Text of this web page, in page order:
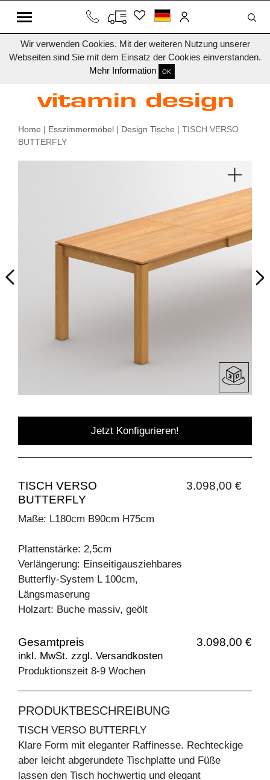
Wir verwenden Cookies. Mit der weiteren Nutzung unserer
Webseiten sind Sie mit dem Einsatz der Cookies einverstanden.
Mehr Information
OK
Home | Esszimmermöbel | Design Tische | TISCH VERSO
BUTTERFLY
Jetzt Konfigurieren!
TISCH VERSO
BUTTERFLY
3.098,00 €
Maße: L180cm B90cm H75cm
Plattenstärke: 2,5cm
Verlängerung: Einseitigausziehbares
Butterfly-System L 100cm,
Längsmaserung
Holzart: Buche massiv, geölt
Gesamtpreis 3.098,00 €
inkl. MwSt. zzgl. Versandkosten
Produktionszeit 8-9 Wochen
PRODUKTBESCHREIBUNG
TISCH VERSO BUTTERFLY
Klare Form mit eleganter Raffinesse. Rechteckige
aber leicht abgerundete Tischplatte und Füße
lassen den Tisch hochwertig und elegant